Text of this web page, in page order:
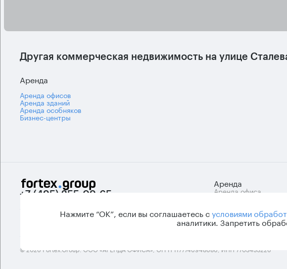
Другая коммерческая недвижимость на улице
Аренда
Аренда офисов
Аренда зданий
Аренда особняков
Бизнес-центры
+7 (495) 255-09-65
Аренда
Аренда офиса
помещений
© 2026 Fortex.Group. ООО «АРЕНДА ОФИСА», ОГРН 1177746948686, ИНН 7703433226
Нажмите “ОК”, если вы соглашаетесь сусловиями
аналитики. Запретить